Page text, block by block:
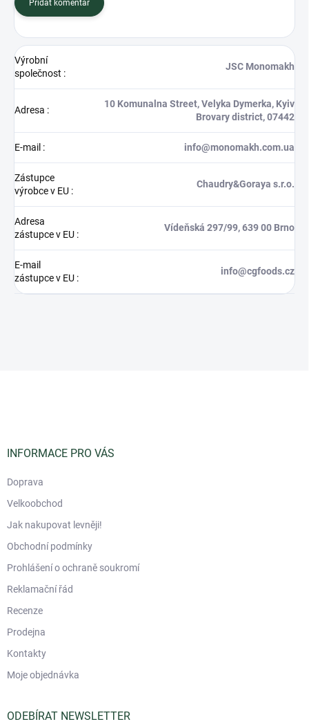
Přidat komentář
Výrobní
společnost :
JSC Monomakh
Adresa :
10 Komunalna Street, Velyka Dymerka, Kyiv
Brovary district, 07442
E-mail : info@monomakh.com.ua
Zástupce
výrobce v EU :
Chaudry&Goraya s.r.o.
Adresa
zástupce v EU :
Vídeňská 297/99, 639 00 Brno
E-mail
zástupce v EU :
info@cgfoods.cz
INFORMACE PRO VÁS
Doprava
Velkoobchod
Jak nakupovat levněji!
Obchodní podmínky
Prohlášení o ochraně soukromí
Reklamační řád
Recenze
Prodejna
Kontakty
Moje objednávka
ODEBÍRAT NEWSLETTER